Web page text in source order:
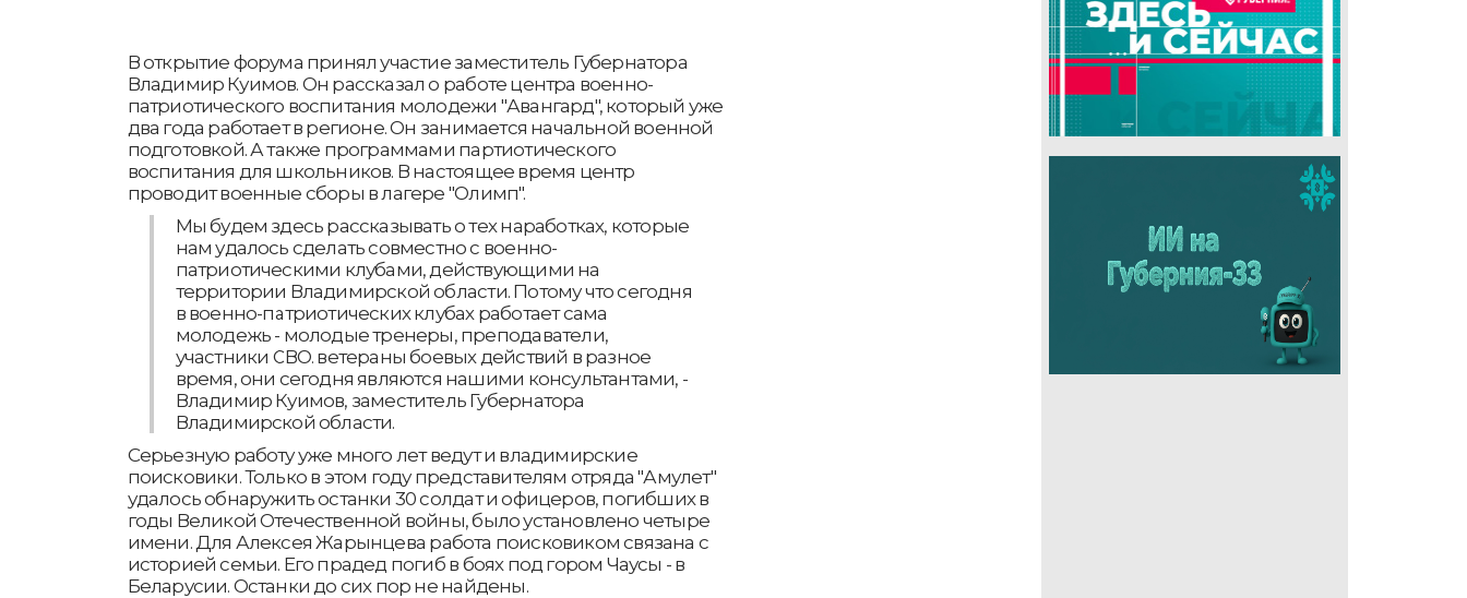
В открытие форума принял участие заместитель Губернатора
Владимир Куимов. Он рассказал о работе центра военно-
патриотического воспитания молодежи "Авангард", который уже
два года работает в регионе. Он занимается начальной военной
подготовкой. А также программами партиотического
воспитания для школьников. В настоящее время центр
проводит военные сборы в лагере "Олимп".
Мы будем здесь рассказывать о тех наработках, которые
нам удалось сделать совместно с военно-
патриотическими клубами, действующими на
территории Владимирской области. Потому что сегодня
в военно-патриотических клубах работает сама
молодежь - молодые тренеры, преподаватели,
участники СВО. ветераны боевых действий в разное
время, они сегодня являются нашими консультантами, -
Владимир Куимов, заместитель Губернатора
Владимирской области.
Серьезную работу уже много лет ведут и владимирские
поисковики. Только в этом году представителям отряда "Амулет"
удалось обнаружить останки 30 солдат и офицеров, погибших в
годы Великой Отечественной войны, было установлено четыре
имени. Для Алексея Жарынцева работа поисковиком связана с
историей семьи. Его прадед погиб в боях под гором Чаусы - в
Беларусии. Останки до сих пор не найдены.